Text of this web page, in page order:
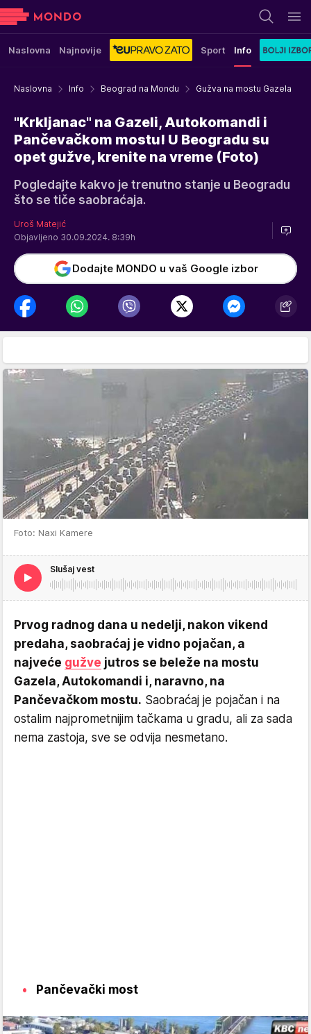
Naslovna Najnovije Sport Info
Naslovna Info Beograd na Mondu Gužva na mostu Gazela
"Krkljanac" na Gazeli, Autokomandi i
Pančevačkom mostu! U Beogradu su
opet gužve, krenite na vreme (Foto)
Pogledajte kakvo je trenutno stanje u Beogradu
što se tiče saobraćaja.
Uroš Matejić
Objavljeno 30.09.2024. 8:39h
Dodajte MONDO u vaš Google izbor
Foto: Naxi Kamere
Slušaj vest
Prvog radnog dana u nedelji, nakon vikend
predaha, saobraćaj je vidno pojačan, a
najveće gužve jutros se beleže na mostu
Gazela, Autokomandi i, naravno, na
Pančevačkom mostu. Saobraćaj je pojačan i na
ostalim najprometnijim tačkama u gradu, ali za sada
nema zastoja, sve se odvija nesmetano.
Pančevački most